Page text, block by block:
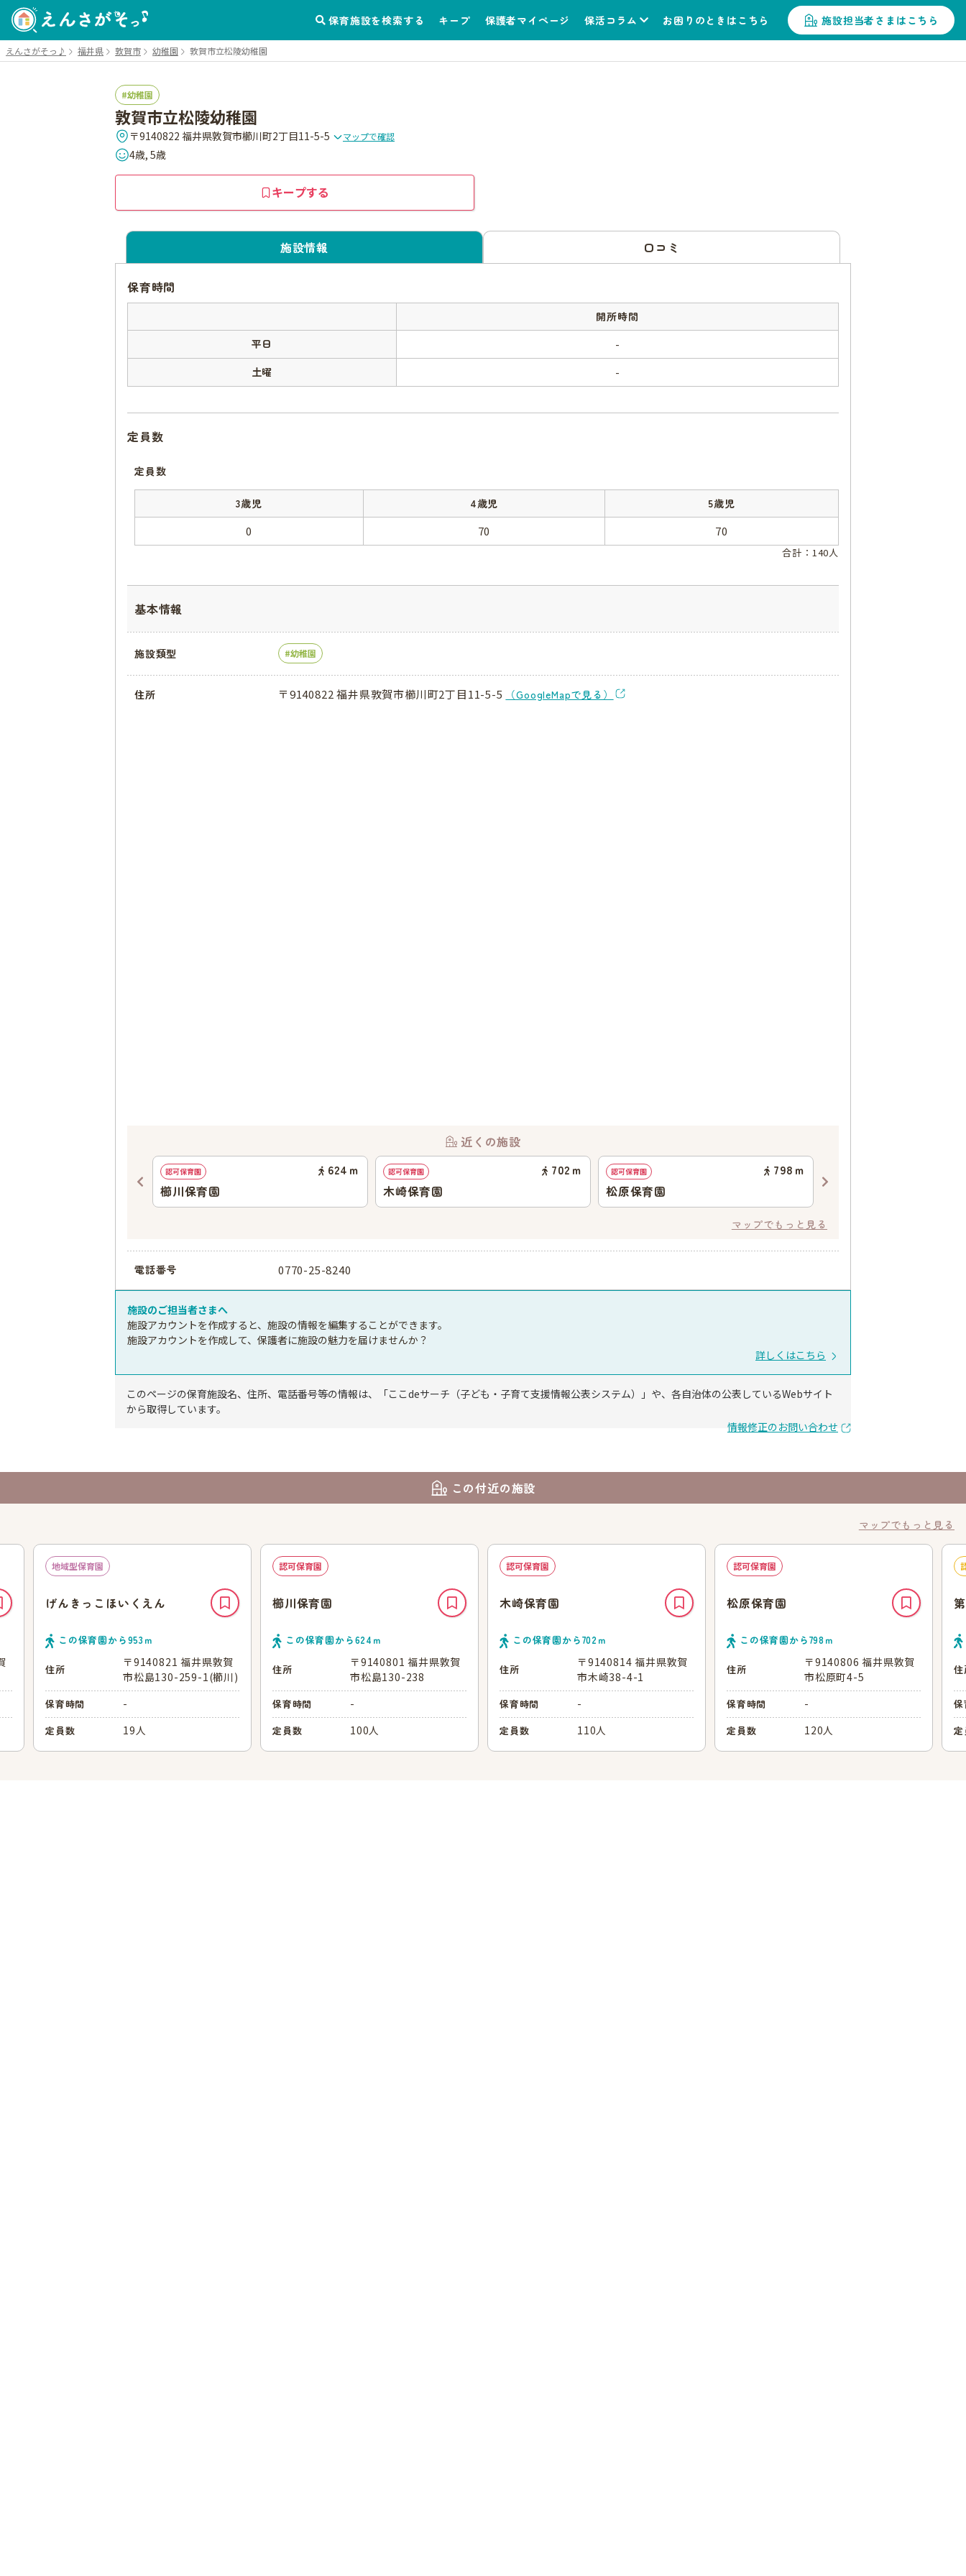
保育施設を検索する キープ 保護者マイページ 保活コラム お困りのときはこちら 施設担当者さまはこちら
えんさがそっ♪ 福井県 敦賀市 幼稚園 敦賀市立松陵幼稚園
幼稚園
敦賀市立松陵幼稚園
〒9140822 福井県敦賀市櫛川町2丁目11-5-5 マップで確認
4歳, 5歳
キープする
施設情報 口コミ
保育時間
開所時間
平日
-
土曜 -
定員数
定員数
3歳児 4歳児 5歳児
0 70 70
合計：140人
基本情報
施設類型 幼稚園
住所 〒9140822 福井県敦賀市櫛川町2丁目11-5-5 （GoogleMapで見る）
近くの施設
認可保育園 624 ｍ
櫛川保育園
認可保育園 702 ｍ
木崎保育園
認可保育園 798 ｍ
松原保育園
マップでもっと見る
電話番号 0770-25-8240
施設のご担当者さまへ
施設アカウントを作成すると、施設の情報を編集することができます。
施設アカウントを作成して、保護者に施設の魅力を届けませんか？
詳しくはこちら
このページの保育施設名、住所、電話番号等の情報は、「ここdeサーチ（子ども・子育て支援情報公表システム）」や、各自治体の公表しているWebサイト
から取得しています。
情報修正のお問い合わせ
この付近の施設
マップでもっと見る
地域型保育園
げんきっこほいくえん
この保育園から953ｍ
住所
〒9140821 福井県敦賀
市松島130-259-1(櫛川)
保育時間 -
定員数 19人
認可保育園
櫛川保育園
この保育園から624 ｍ
住所
〒9140801 福井県敦賀
市松島130-238
保育時間 -
定員数 100人
認可保育園
木崎保育園
この保育園から702ｍ
住所
〒9140814 福井県敦賀
市木崎38-4-1
保育時間 -
定員数 110人
認可保育園
松原保育園
この保育園から798ｍ
住所
〒9140806 福井県敦賀
市松原町4-5
保育時間 -
定員数 120人
住
保
定